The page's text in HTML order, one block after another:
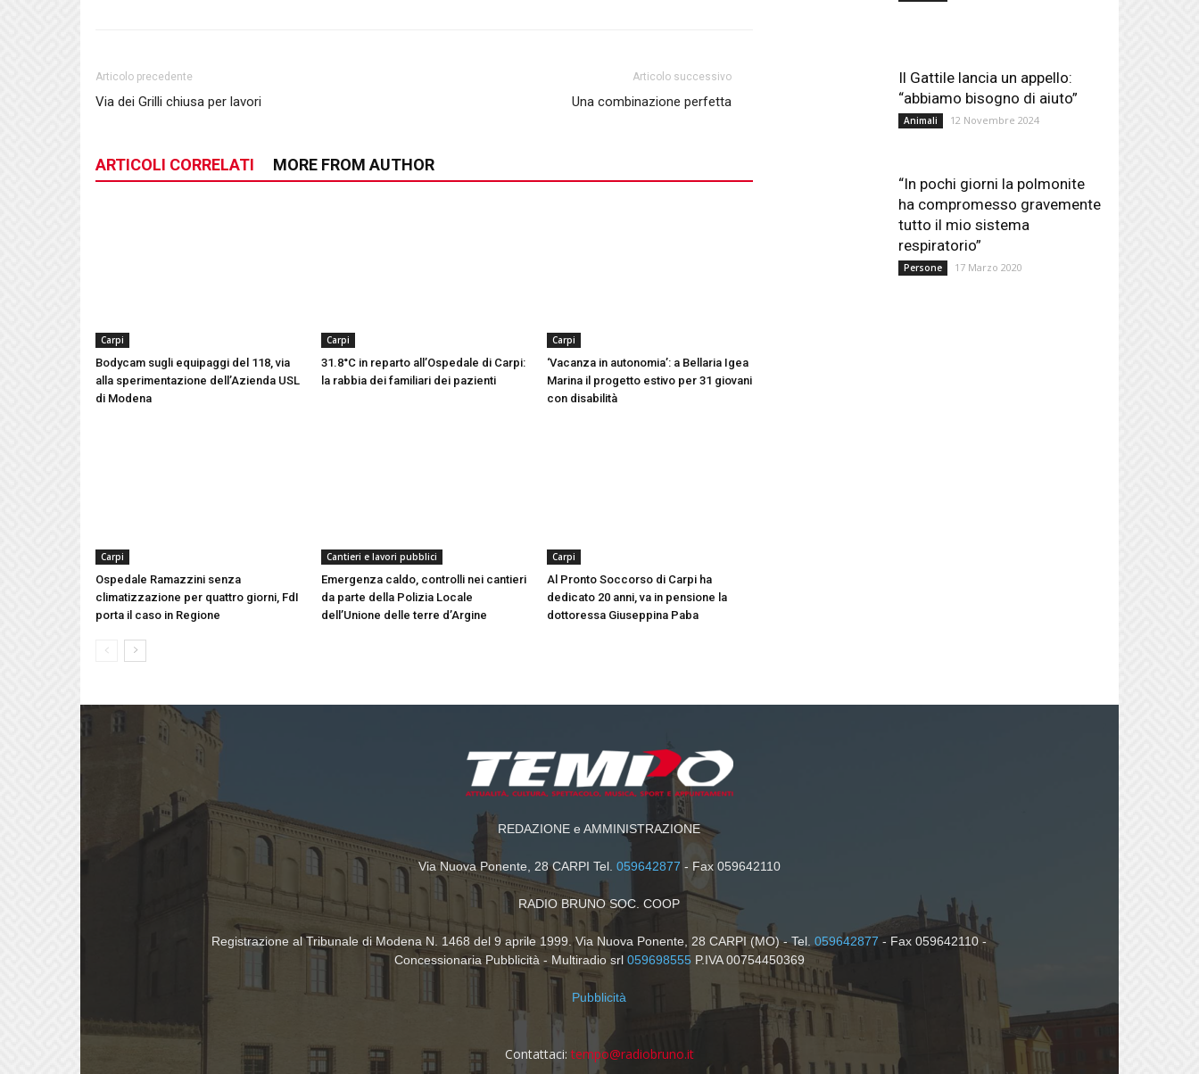
Articolo precedente
Via dei Grilli chiusa per lavori
Articolo successivo
Una combinazione perfetta
ARTICOLI CORRELATI MORE FROM AUTHOR
Carpi
Bodycam sugli equipaggi del 118, via
alla sperimentazione dell’Azienda USL
di Modena
Carpi
31.8°C in reparto all’Ospedale di Carpi:
la rabbia dei familiari dei pazienti
Carpi
‘Vacanza in autonomia’: a Bellaria Igea
Marina il progetto estivo per 31 giovani
con disabilità
Carpi
Ospedale Ramazzini senza
climatizzazione per quattro giorni, FdI
porta il caso in Regione
Cantieri e lavori pubblici
Emergenza caldo, controlli nei cantieri
da parte della Polizia Locale
dell’Unione delle terre d’Argine
Carpi
Al Pronto Soccorso di Carpi ha
dedicato 20 anni, va in pensione la
dottoressa Giuseppina Paba
Il Gattile lancia un appello:
“abbiamo bisogno di aiuto”
Animali 12 Novembre 2024
“In pochi giorni la polmonite
ha compromesso gravemente
tutto il mio sistema
respiratorio”
Persone 17 Marzo 2020
REDAZIONE e AMMINISTRAZIONE
Via Nuova Ponente, 28 CARPI Tel. 059642877 - Fax 059642110
RADIO BRUNO SOC. COOP
Registrazione al Tribunale di Modena N. 1468 del 9 aprile 1999. Via Nuova Ponente, 28 CARPI (MO) - Tel.059642877 - Fax 059642110 -
Concessionaria Pubblicità - Multiradio srl 059698555P.IVA 00754450369
Pubblicità
Contattaci: tempo@radiobruno.it